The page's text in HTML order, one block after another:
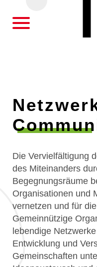
Die Vervielfältigung
des Miteinanders
Begegnungsräume
Organisationen und
vernetzen und für
Gemeinnützige
lebendige
Entwicklung und
Gemeinschaften